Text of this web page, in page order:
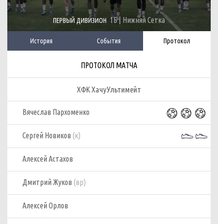
ПЕРВЫЙ ДИВИЗИОН 1Б | Нижняя Сетка
История События Протокол
ПРОТОКОЛ МАТЧА
ХФК ХачуУльтимейт
Вячеслав Пархоменко
Сергей Новиков (к)
Алексей Астахов
Дмитрий Жуков (вр)
Алексей Орлов